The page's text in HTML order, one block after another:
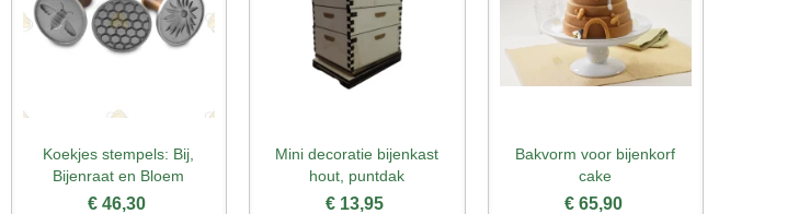
Snel bekijken
Koekjes stempels: Bij,
Bijenraat en Bloem
€ 46,30
Snel bekijken
Mini decoratie bijenkast
hout, puntdak
€ 13,95
Snel bekijken
Bakvorm voor bijenkorf
cake
€ 65,90